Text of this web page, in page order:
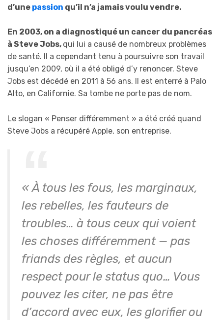
d’une passion qu’il n’a jamais voulu vendre.
En 2003, on a diagnostiqué un cancer du pancréas
à Steve Jobs, qui lui a causé de nombreux problèmes
de santé. Il a cependant tenu à poursuivre son travail
jusqu’en 2009, où il a été obligé d’y renoncer. Steve
Jobs est décédé en 2011 à 56 ans. Il est enterré à Palo
Alto, en Californie. Sa tombe ne porte pas de nom.
Le slogan « Penser différemment » a été créé quand
Steve Jobs a récupéré Apple, son entreprise.
« À tous les fous, les marginaux,
les rebelles, les fauteurs de
troubles… à tous ceux qui voient
les choses différemment — pas
friands des règles, et aucun
respect pour le status quo… Vous
pouvez les citer, ne pas être
d’accord avec eux, les glorifier ou